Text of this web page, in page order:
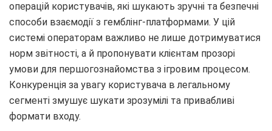
операцій користувачів, які шукають зручні та безпечні
способи взаємодії з гемблінг-платформами. У цій
системі операторам важливо не лише дотримуватися
норм звітності, а й пропонувати клієнтам прозорі
умови для першогознайомства з ігровим процесом.
Конкуренція за увагу користувача в легальному
сегменті змушує шукати зрозумілі та привабливі
формати входу.